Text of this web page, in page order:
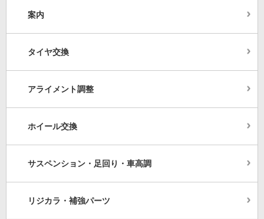
案内
タイヤ交換
アライメント調整
ホイール交換
サスペンション・足回り・車高調
リジカラ・補強パーツ